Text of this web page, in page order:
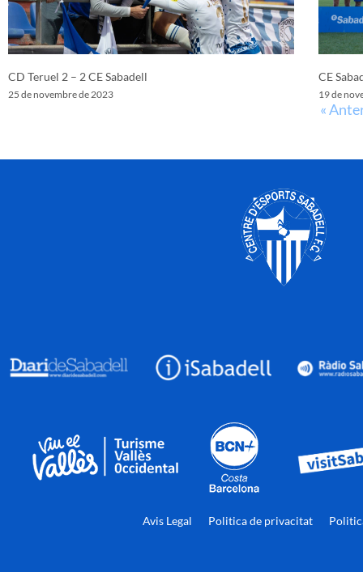
CD Teruel 2 – 2 CE Sabadell
25 de novembre de 2023
CE
19 de
«
Avis Legal Politica de privacitat